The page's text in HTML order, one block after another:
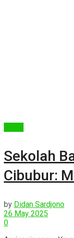
Sekolah
Cibubur:
by Didan Sardjono
26 May 2025
0